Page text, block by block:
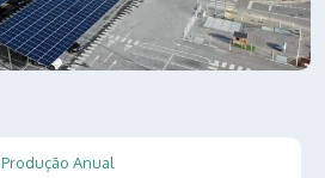
Produção Anual